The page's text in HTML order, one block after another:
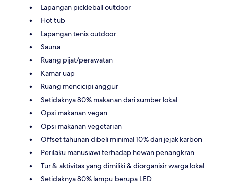
Lapangan pickleball outdoor
Hot tub
Lapangan tenis outdoor
Sauna
Ruang pijat/perawatan
Kamar uap
Ruang mencicipi anggur
Setidaknya 80% makanan dari sumber lokal
Opsi makanan vegan
Opsi makanan vegetarian
Offset tahunan dibeli minimal 10% dari jejak karbon
Perilaku manusiawi terhadap hewan penangkran
Tur & aktivitas yang dimiliki & diorganisir warga lokal
Setidaknya 80% lampu berupa LED